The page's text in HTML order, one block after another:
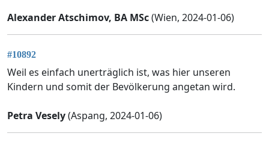
Alexander Atschimov, BA MSc(Wien, 2024-01-06)
#10892
Weil es einfach unerträglich ist, was hier unseren
Kindern und somit der Bevölkerung angetan wird.
Petra Vesely(Aspang, 2024-01-06)